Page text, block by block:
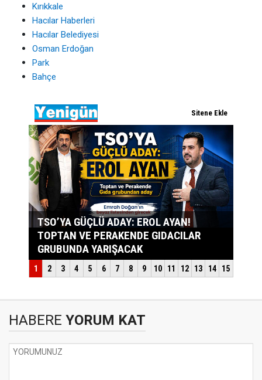
Kırıkkale
Hacılar Haberleri
Hacılar Belediyesi
Osman Erdoğan
Park
Bahçe
HABERE YORUM KAT